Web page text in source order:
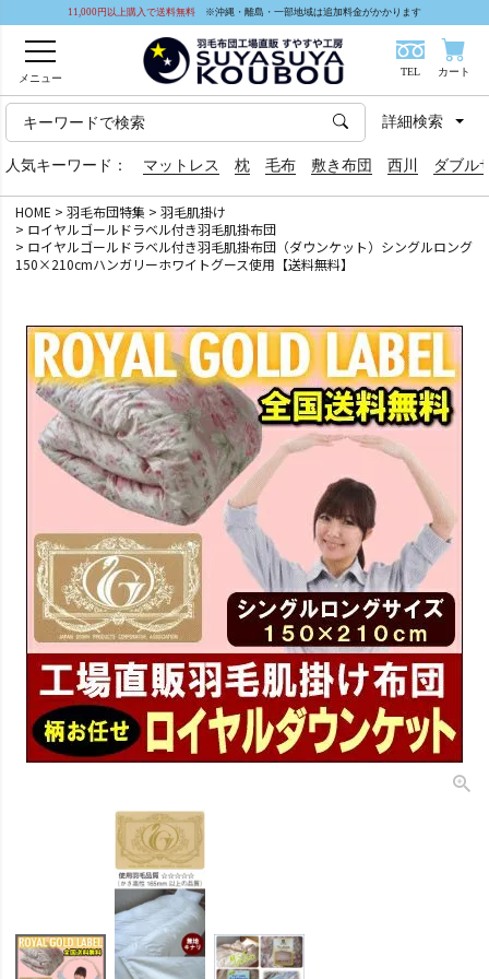
11,000円以上購入で送料無料 ※沖縄・離島・一部地域は追加料金がかかります
メニュー
TEL カート
人気キーワード： マットレス 枕 毛布 敷き布団 西川 ダブル
詳細検索
HOME 羽毛布団特集
羽毛肌掛け
ロイヤルゴールドラベル付き羽毛肌掛布団
ロイヤルゴールドラベル付き羽毛肌掛布団（ダウンケット）シングルロング
150×210cmハンガリーホワイトグース使用【送料無料】